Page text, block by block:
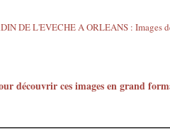
découvrir ces images en grand